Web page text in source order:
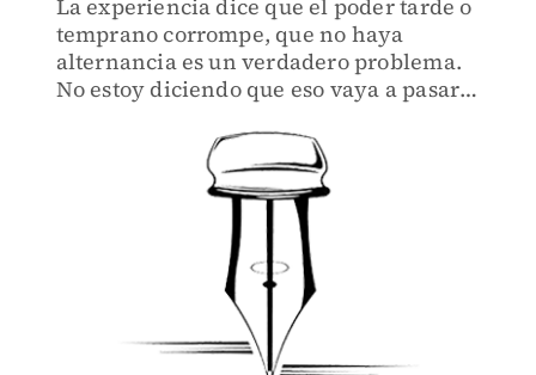
La experiencia dice que el poder tarde o
temprano corrompe, que no haya
alternancia es un verdadero problema.
No estoy diciendo que eso vaya a pasarle